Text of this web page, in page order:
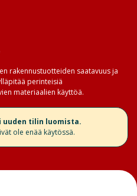
rakennustuotteiden saatavuus ja
perinteisiä
materiaalien käyttöä.
uuden tilin luomista.
ole enää käytössä.